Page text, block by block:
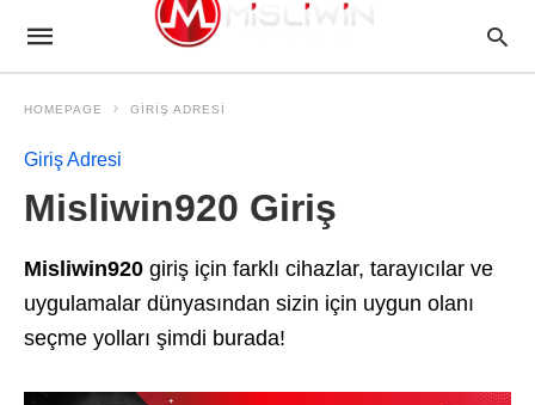
HOMEPAGE GIRIŞ ADRESI
Giriş Adresi
Misliwin920 Giriş
Misliwin920 giriş için farklı cihazlar, tarayıcılar ve
uygulamalar dünyasından sizin için uygun olanı
seçme yolları şimdi burada!